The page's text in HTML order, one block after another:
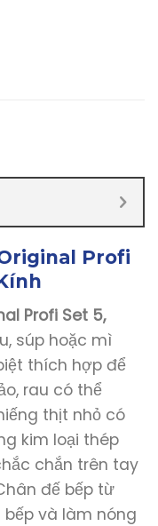
Profi
Profi Set 5,
súp hoặc mì
thích hợp để
rau có thể
thịt nhỏ có
kim loại thép
chắn trên tay
đế bếp từ
và làm nóng